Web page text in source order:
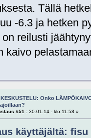
Tällä
-6.3 ja hetken
on reilusti
kaivo
Onko
#51 :30.01.14 - klo:11:58 »
käyttäjältä: fisu